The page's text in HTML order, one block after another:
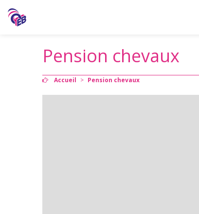
Pension chevaux
Accueil > Pension chevaux